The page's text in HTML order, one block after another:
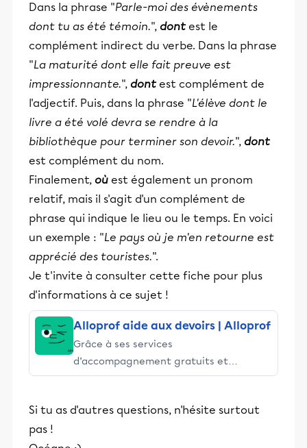
Dans la phrase "Parle-moi des évènements
dont tu as été témoin.", dontest le
complément indirect du verbe. Dans la phrase
"La maturité dont elle fait preuve est
impressionnante.", dontest complément de
l'adjectif. Puis, dans la phrase "L'élève dont le
livre a été volé devra se rendre à la
bibliothèque pour terminer son devoir.", dont
est complément du nom.
Finalement, où est également un pronom
relatif, mais il s'agit d'un complément de
phrase qui indique le lieu ou le temps. En voici
un exemple : "Le pays où je m'en retourne est
apprécié des touristes.".
Je t'invite à consulter cette fiche pour plus
d'informations à ce sujet !
Alloprof aide aux devoirs | Alloprof
Grâce à ses services
d’accompagnement gratuits et
stimulants, Alloprof engage les élèves
éducative.
Si tu as d'autres questions, n'hésite surtout
pas !